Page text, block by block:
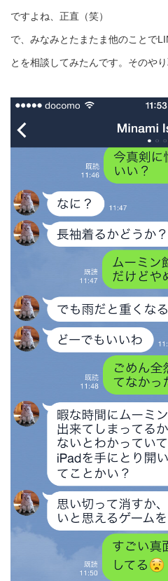
ですよね、正直（笑）
で、みなみとたまたま他のことで
とを相談してみたんです。そのやり